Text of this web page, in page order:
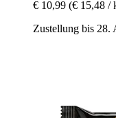
€ 10,99 (€ 15,48 /
Zustellung bis 28.